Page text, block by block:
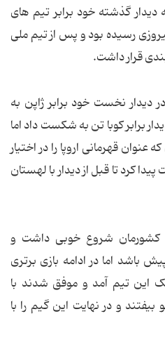
گذشته خود برابر تیم های
رسیده بود و پس از تیم ملی
قرار داشت.
دیدار نخست خود برابر ژاپن به
برابر کوبا تن به شکست داد اما
قهرمانی اروپا را در اختیار
کرد تا قبل از دیدار با لهستان
کشورمان شروع خوبی داشت و
10 از حریف پیش باشد اما در ادامه بازی برتری
این تیم آمد و موفق شدند با
بیفتند و در نهایت این گیم را با